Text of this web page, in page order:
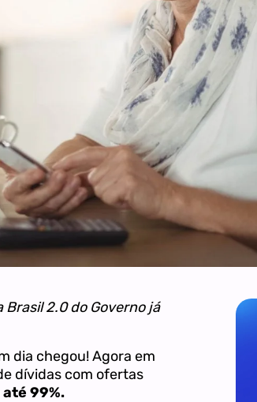
2.0 do Governo já
dia chegou! Agora em
dívidas com ofertas
99%.